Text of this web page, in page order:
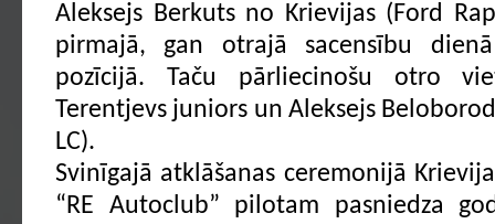
Aleksejs Berkuts no Krievijas (Ford
pirmajā, gan otrajā sacensību
pozīcijā. Taču pārliecinošu otro
Terentjevs juniors un Aleksejs
LC).
Svinīgajā atklāšanas ceremonijā
“RE Autoclub” pilotam pasniedza